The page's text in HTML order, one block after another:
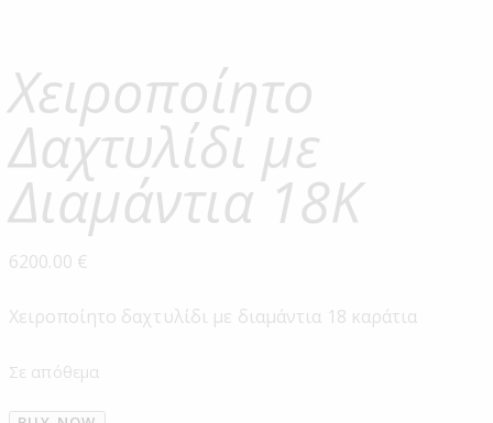
Χειροποίητο
Δαχτυλίδι με
Διαμάντια 18Κ
6200.00 €
Χειροποίητο δαχτυλίδι με διαμάντια 18 καράτια
Σε απόθεμα